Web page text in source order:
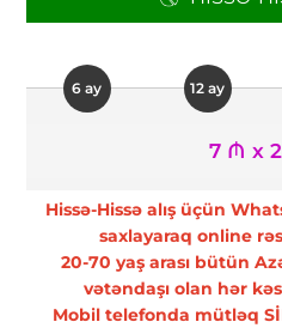
6 ay 12 ay
7 ₼ x
Hissə-Hissə alış üçün
saxlayaraq online
20-70 yaş arası bütün
vətəndaşı olan hər
Mobil telefonda mütləq